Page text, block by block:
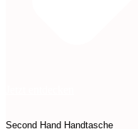
Second Hand Handtasche